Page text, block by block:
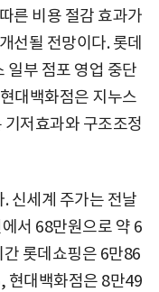
른 비용 절감 효과가
선될 전망이다. 롯데
일부 점포 영업 중단
대백화점은 지누스
저효과와 구조조정
신세계 주가는 전날
서 68만원으로 약 6
롯데쇼핑은 6만86
현대백화점은 8만49